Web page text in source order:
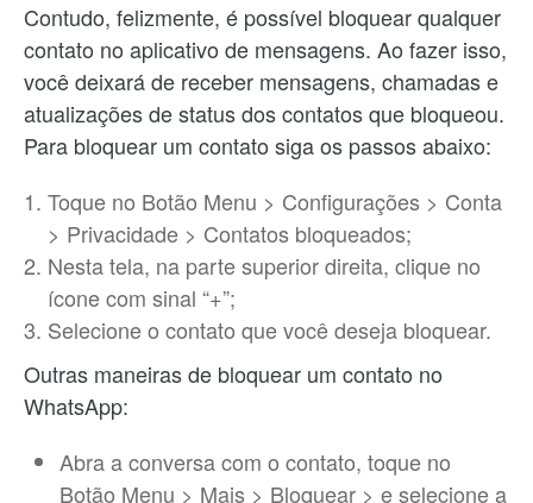
Contudo, felizmente, é possível bloquear qualquer
contato no aplicativo de mensagens. Ao fazer isso,
você deixará de receber mensagens, chamadas e
atualizações de status dos contatos que bloqueou.
Para bloquear um contato siga os passos abaixo:
Toque no Botão Menu > Configurações > Conta
> Privacidade > Contatos bloqueados;
Nesta tela, na parte superior direita, clique no
ícone com sinal “+”;
Selecione o contato que você deseja bloquear.
Outras maneiras de bloquear um contato no
WhatsApp:
Abra a conversa com o contato, toque no
Botão Menu > Mais > Bloquear > e selecione a